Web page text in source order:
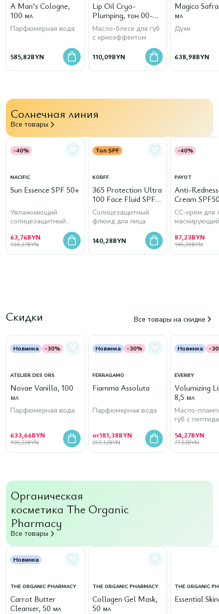
A Man's Cologne,
100 мл
Парфюмерная вода
585,82BYN
Lip Oil Cryo-
Plumping, тон 00-
Cryo Mint
Масло-блеск для губ
с криоэффектом
110,09BYN
Magico
мл
Духи
638,98BYN
Солнечная линия
Все товары
-40%
NACIFIC
Sun Essence SPF 50+
Увлажняющий
солнцезащитный
63,76BYN
106,27BYN
Топ SPF
KORFF
365 Protection Ultra
100 Face Fluid SPF
50+
Солнцезащитный
флюид для лица
140,28BYN
-40%
PAYOT
Anti-
Cream
СС-крем для
маскирующий
87,23BYN
145,38BYN
Скидки Все товары на скидке
Новинка -30%
ATELIER DES ORS
Novae Vanilla, 100
мл
Парфюмерная вода
633,66BYN
905,23BYN
Новинка -30%
FERRAGAMO
Fiamma Assoluta
Парфюмерная вода
от181,38BYN
259,12BYN
Новинка -
EVERBY
Volumizing
8,5 мл
Масло-
губ с
54,27BYN
77,53BYN
Органическая
косметика The Organic
Pharmacy
Все товары
Новинка
THE ORGANIC PHARMACY
Carrot Butter
Cleanser, 50 мл
THE ORGANIC PHARMACY
Collagen Gel Mask,
50 мл
THE ORGANIC
Essential